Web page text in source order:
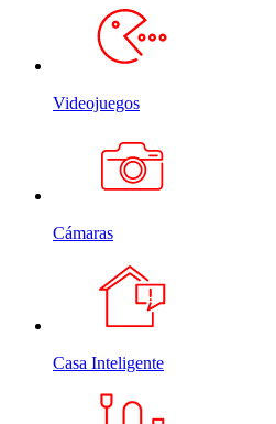
Videojuegos
Cámaras
Casa Inteligente